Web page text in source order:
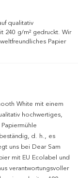
qualitativ
240 g/m² gedruckt. Wir
Papier
White mit einem
hochwertiges,
d. h., es
uns bei Dear Sam
mit EU Ecolabel und
verantwortungsvoller